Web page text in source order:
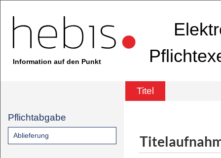
Information auf den Punkt
Titel
Pflichtabgabe
Ablieferung